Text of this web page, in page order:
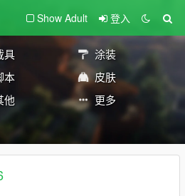
Show Adult 登入
具
涂装
本
皮肤
他 更多